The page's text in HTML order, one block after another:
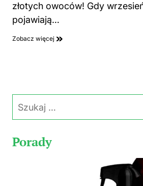
złotych owoców! Gdy
pojawiają…
Zobacz więcej
Szukaj:
Porady